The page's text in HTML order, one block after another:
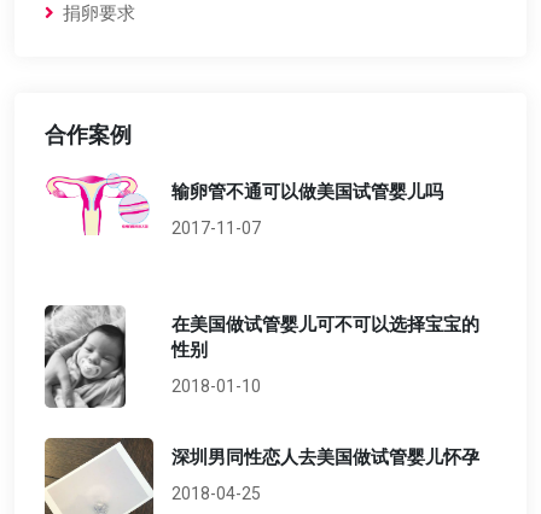
捐卵要求
合作案例
输卵管不通可以做美国试管婴儿吗
2017-11-07
在美国做试管婴儿可不可以选择宝宝的
性别
2018-01-10
深圳男同性恋人去美国做试管婴儿怀孕
2018-04-25